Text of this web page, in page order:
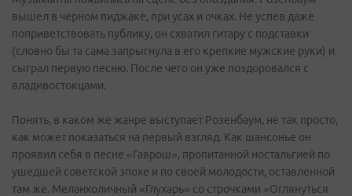
вышел в черном пиджаке, при усах и очках. Не успев даже
поприветствовать публику, он схватил гитару с подставки
(словно бы та сама запрыгнула в его крепкие мужские руки) и
сыграл первую песню. После чего он уже поздоровался с
владивостокцами.
Понять, в каком же жанре выступает Розенбаум, не так просто,
как может показаться на первый взгляд. Как шансонье он
проявил себя в песне «Гаврош», пропитанной ностальгией по
ушедшей советской эпохе и по своей молодости, оставленной
там же. Меланхоличный «Глухарь» со строчками «Оглянуться